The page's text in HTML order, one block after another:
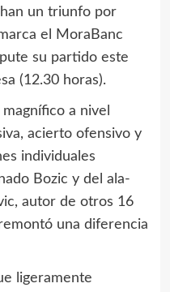
un triunfo por
el MoraBanc
su partido este
(12.30 horas).
a nivel
acierto ofensivo y
individuales
Bozic y del ala-
autor de otros 16
una diferencia
ligeramente